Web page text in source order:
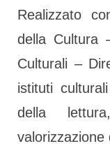
Realizzato
della Cultura
Culturali –
istituti
della
valorizzazione